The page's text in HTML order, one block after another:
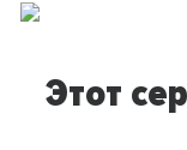
Этот